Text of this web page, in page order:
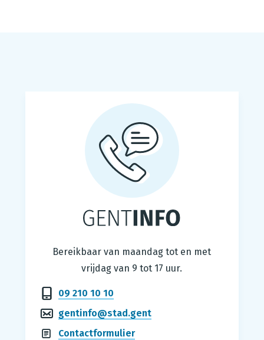
Gentinfo
Bereikbaar van maandag tot en met
vrijdag van 9 tot 17 uur.
09 210 10 10
gentinfo@stad.gent
Contactformulier